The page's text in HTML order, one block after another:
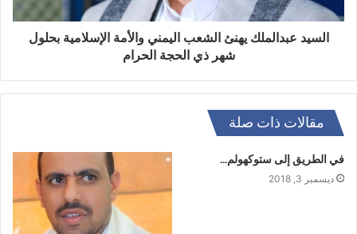
السيد عبدالملك يهنئ الشعب اليمني والأمة الإسلامية بحلول
شهر ذي الحجة الحرام
مقالات ذات صلة
في الطريق إلى ستوكهولم…
ديسمبر 3, 2018